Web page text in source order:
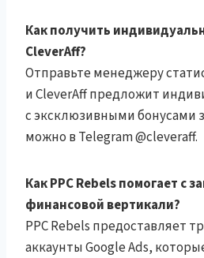
Как получить
CleverAff?
Отправьте менеджеру
и CleverAff предложит
с эксклюзивными бонусами
можно в Telegram @cleveraff.
Как PPC Rebels помогает с
финансовой вертикали?
PPC Rebels предоставляет
аккаунты Google Ads,